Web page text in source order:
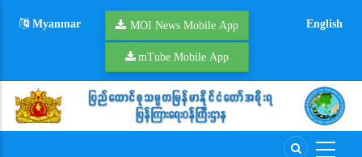
Myanmar MOI News Mobile App
mTube Mobile App
English